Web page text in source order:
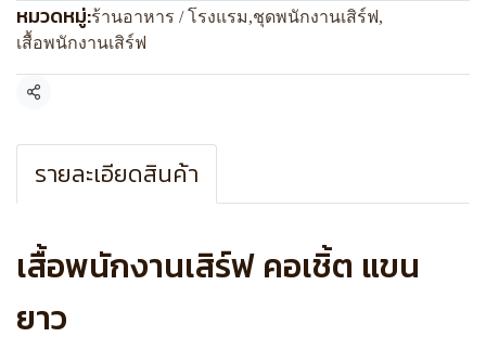
หมวดหมู่:ร้านอาหาร / โรงแรม,ชุดพนักงานเสิร์ฟ,
เสื้อพนักงานเสิร์ฟ
แชร์
รายละเอียดสินค้า
เสื้อพนักงานเสิร์ฟ คอเชิ้ต แขน
ยาว